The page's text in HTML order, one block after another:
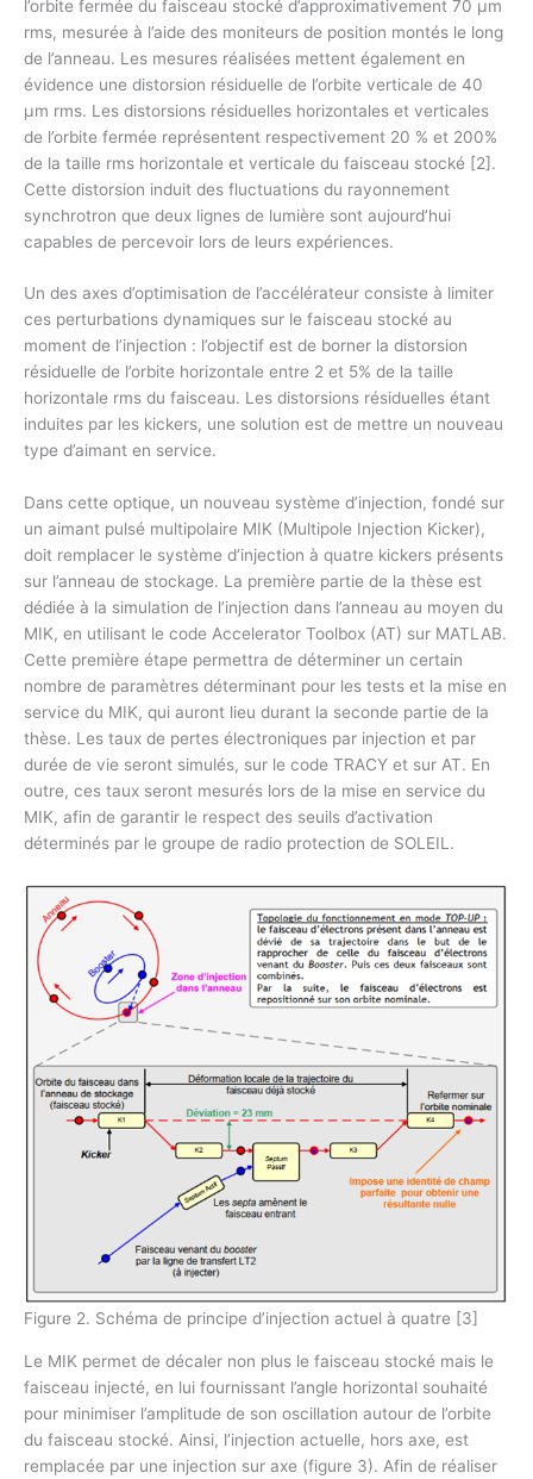
l’orbite fermée du faisceau stocké d’approximativement 70 μm
rms, mesurée à l’aide des moniteurs de position montés le long
de l’anneau. Les mesures réalisées mettent également en
évidence une distorsion résiduelle de l’orbite verticale de 40
μm rms. Les distorsions résiduelles horizontales et verticales
de l’orbite fermée représentent respectivement 20 % et 200%
de la taille rms horizontale et verticale du faisceau stocké [2].
Cette distorsion induit des fluctuations du rayonnement
synchrotron que deux lignes de lumière sont aujourd’hui
capables de percevoir lors de leurs expériences.
Un des axes d’optimisation de l’accélérateur consiste à limiter
ces perturbations dynamiques sur le faisceau stocké au
moment de l’injection : l’objectif est de borner la distorsion
résiduelle de l’orbite horizontale entre 2 et 5% de la taille
horizontale rms du faisceau. Les distorsions résiduelles étant
induites par les kickers, une solution est de mettre un nouveau
type d’aimant en service.
Dans cette optique, un nouveau système d’injection, fondé sur
un aimant pulsé multipolaire MIK (Multipole Injection Kicker),
doit remplacer le système d’injection à quatre kickers présents
sur l’anneau de stockage. La première partie de la thèse est
dédiée à la simulation de l’injection dans l’anneau au moyen du
MIK, en utilisant le code Accelerator Toolbox (AT) sur MATLAB.
Cette première étape permettra de déterminer un certain
nombre de paramètres déterminant pour les tests et la mise en
service du MIK, qui auront lieu durant la seconde partie de la
thèse. Les taux de pertes électroniques par injection et par
durée de vie seront simulés, sur le code TRACY et sur AT. En
outre, ces taux seront mesurés lors de la mise en service du
MIK, afin de garantir le respect des seuils d’activation
déterminés par le groupe de radio protection de SOLEIL.
Figure 2. Schéma de principe d’injection actuel à quatre [3]
Le MIK permet de décaler non plus le faisceau stocké mais le
faisceau injecté, en lui fournissant l’angle horizontal souhaité
pour minimiser l’amplitude de son oscillation autour de l’orbite
du faisceau stocké. Ainsi, l’injection actuelle, hors axe, est
remplacée par une injection sur axe (figure 3). Afin de réaliser